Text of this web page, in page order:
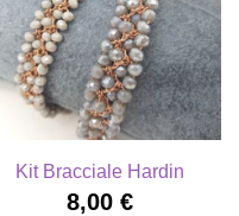
Kit Bracciale Hardin
8,00 €